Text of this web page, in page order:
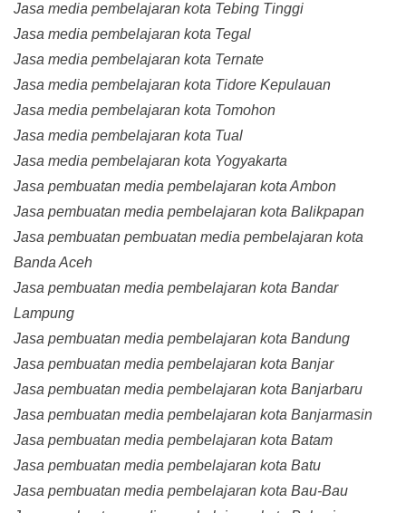
Jasa media pembelajaran kota Tebing Tinggi
Jasa media pembelajaran kota Tegal
Jasa media pembelajaran kota Ternate
Jasa media pembelajaran kota Tidore Kepulauan
Jasa media pembelajaran kota Tomohon
Jasa media pembelajaran kota Tual
Jasa media pembelajaran kota Yogyakarta
Jasa pembuatan media pembelajaran kota Ambon
Jasa pembuatan media pembelajaran kota Balikpapan
Jasa pembuatan pembuatan media pembelajaran kota
Banda Aceh
Jasa pembuatan media pembelajaran kota Bandar
Lampung
Jasa pembuatan media pembelajaran kota Bandung
Jasa pembuatan media pembelajaran kota Banjar
Jasa pembuatan media pembelajaran kota Banjarbaru
Jasa pembuatan media pembelajaran kota Banjarmasin
Jasa pembuatan media pembelajaran kota Batam
Jasa pembuatan media pembelajaran kota Batu
Jasa pembuatan media pembelajaran kota Bau-Bau